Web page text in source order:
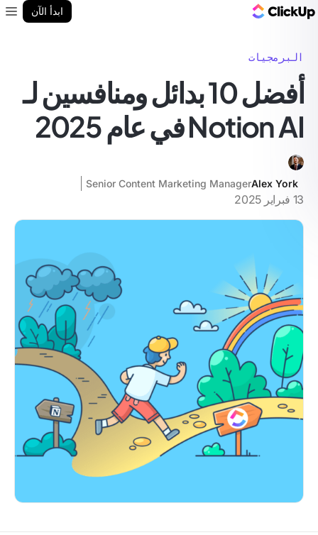
ابدأ الآن
البرمجيات
أفضل 10 بدائل ومنافسين لـ
Notion AI في عام 2025
Alex York
Senior Content Marketing Manager
13 فبراير 2025